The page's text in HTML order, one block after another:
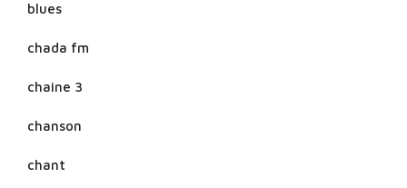
blues
chada fm
chaine 3
chanson
chant